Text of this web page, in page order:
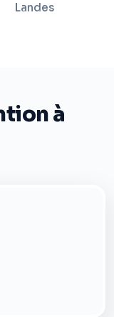
Landes
à